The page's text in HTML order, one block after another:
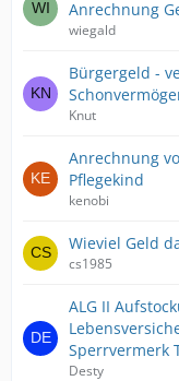
Anrechnung
wiegald
Bürgergeld -
Knut
Anrechnung
Pflegekind
kenobi
Wieviel Geld
cs1985
ALG II
Sperrvermerk
Desty